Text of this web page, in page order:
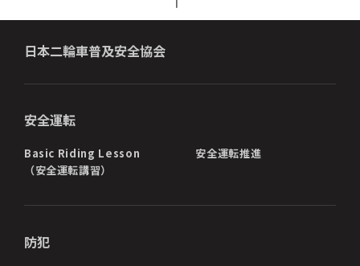
日本二輪車普及安全協会
安全運転
Basic Riding Lesson
（安全運転講習）
安全運転推進
防犯